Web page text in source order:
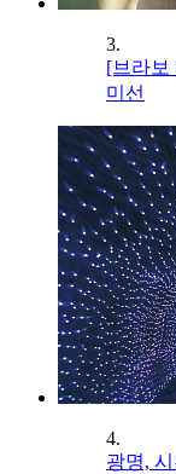
3.
[브라보
미선
4.
광명,